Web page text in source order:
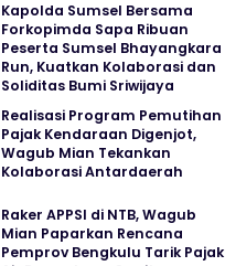
Kapolda Sumsel Bersama
Forkopimda Sapa Ribuan
Peserta Sumsel Bhayangkara
Run, Kuatkan Kolaborasi dan
Soliditas Bumi Sriwijaya
Realisasi Program Pemutihan
Pajak Kendaraan Digenjot,
Wagub Mian Tekankan
Kolaborasi Antardaerah
Raker APPSI di NTB, Wagub
Mian Paparkan Rencana
Pemprov Bengkulu Tarik Pajak